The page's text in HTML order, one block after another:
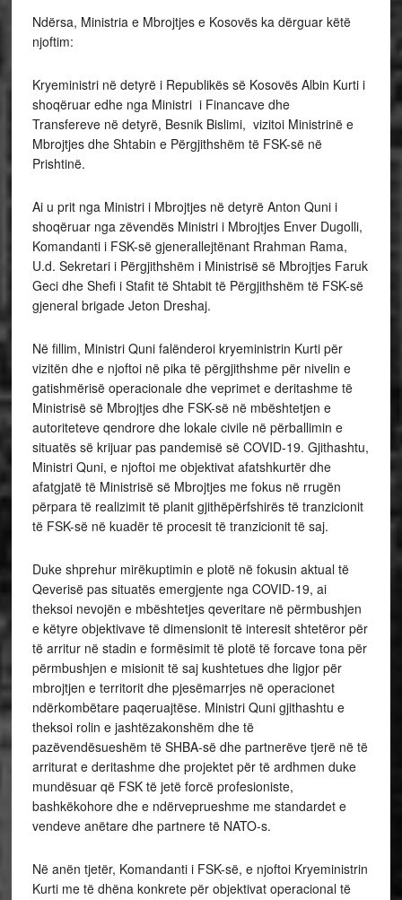
Ndërsa, Ministria e Mbrojtjes e Kosovës ka dërguar këtë
njoftim:
Kryeministri në detyrë i Republikës së Kosovës Albin Kurti i
shoqëruar edhe nga Ministri i Financave dhe
Transfereve në detyrë, Besnik Bislimi, vizitoi Ministrinë e
Mbrojtjes dhe Shtabin e Përgjithshëm të FSK-së në
Prishtinë.
Ai u prit nga Ministri i Mbrojtjes në detyrë Anton Quni i
shoqëruar nga zëvendës Ministri i Mbrojtjes Enver Dugolli,
Komandanti i FSK-së gjenerallejtënant Rrahman Rama,
U.d. Sekretari i Përgjithshëm i Ministrisë së Mbrojtjes Faruk
Geci dhe Shefi i Stafit të Shtabit të Përgjithshëm të FSK-së
gjeneral brigade Jeton Dreshaj.
Në fillim, Ministri Quni falënderoi kryeministrin Kurti për
vizitën dhe e njoftoi në pika të përgjithshme për nivelin e
gatishmërisë operacionale dhe veprimet e deritashme të
Ministrisë së Mbrojtjes dhe FSK-së në mbështetjen e
autoriteteve qendrore dhe lokale civile në përballimin e
situatës së krijuar pas pandemisë së COVID-19. Gjithashtu,
Ministri Quni, e njoftoi me objektivat afatshkurtër dhe
afatgjatë të Ministrisë së Mbrojtjes me fokus në rrugën
përpara të realizimit të planit gjithëpërfshirës të tranzicionit
të FSK-së në kuadër të procesit të tranzicionit të saj.
Duke shprehur mirëkuptimin e plotë në fokusin aktual të
Qeverisë pas situatës emergjente nga COVID-19, ai
theksoi nevojën e mbështetjes qeveritare në përmbushjen
e këtyre objektivave të dimensionit të interesit shtetëror për
të arritur në stadin e formësimit të plotë të forcave tona për
përmbushjen e misionit të saj kushtetues dhe ligjor për
mbrojtjen e territorit dhe pjesëmarrjes në operacionet
ndërkombëtare paqeruajtëse. Ministri Quni gjithashtu e
theksoi rolin e jashtëzakonshëm dhe të
pazëvendësueshëm të SHBA-së dhe partnerëve tjerë në të
arriturat e deritashme dhe projektet për të ardhmen duke
mundësuar që FSK të jetë forcë profesioniste,
bashkëkohore dhe e ndërveprueshme me standardet e
vendeve anëtare dhe partnere të NATO-s.
Në anën tjetër, Komandanti i FSK-së, e njoftoi Kryeministrin
Kurti me të dhëna konkrete për objektivat operacional të